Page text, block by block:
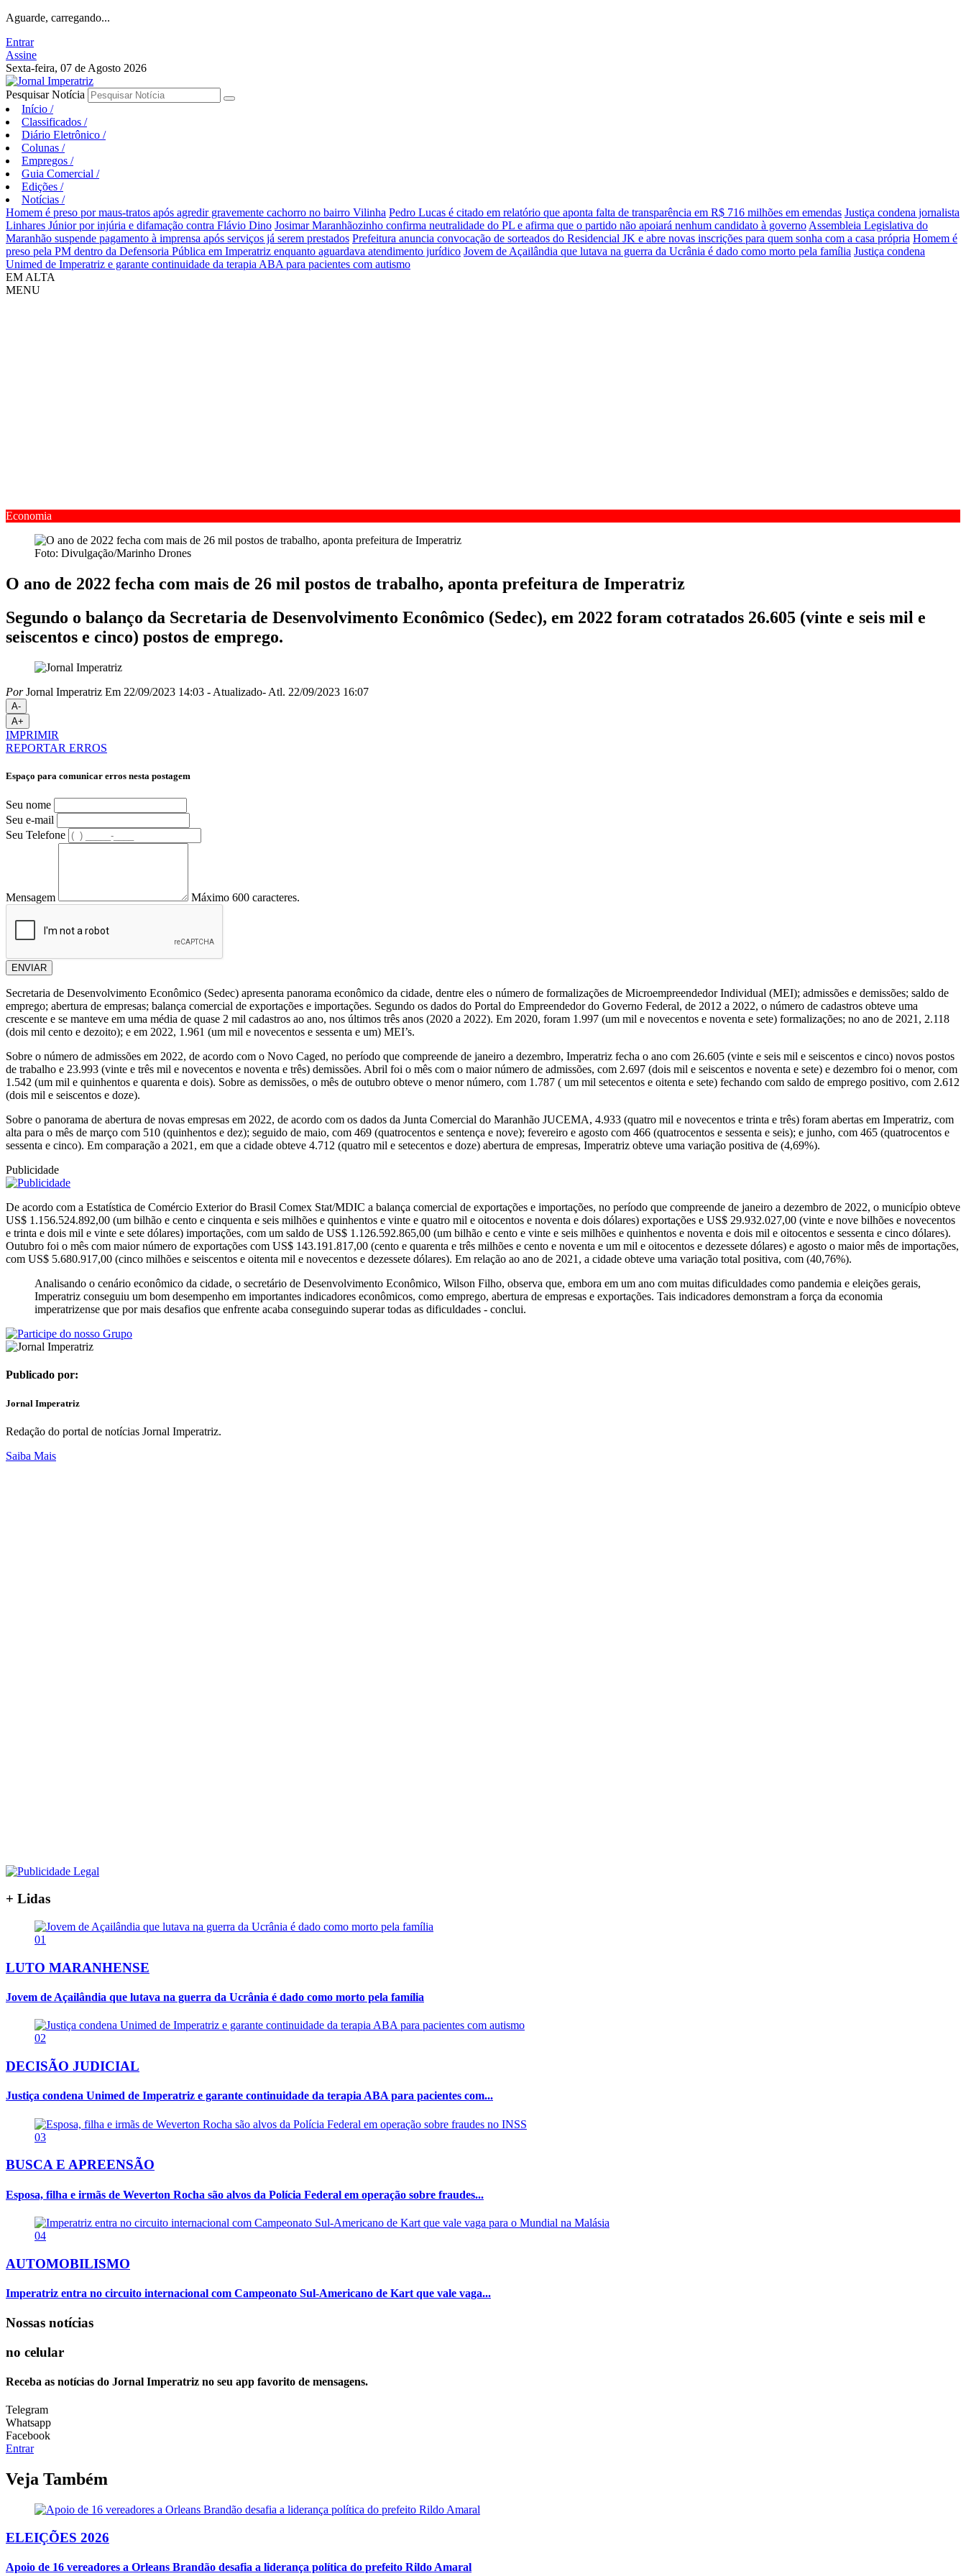
Aguarde, carregando...
Entrar
Assine
Sexta-feira, 07 de Agosto 2026
Pesquisar Notícia
Início /
Classificados /
Diário Eletrônico /
Colunas /
Empregos /
Guia Comercial /
Edições /
Notícias /
Homem é preso por maus-tratos após agredir gravemente cachorro no bairro Vilinha Pedro Lucas é citado em relatório que aponta falta de transparência em R$ 716 milhões em emendas Justiça condena jornalista
Linhares Júnior por injúria e difamação contra Flávio Dino Josimar Maranhãozinho confirma neutralidade do PL e afirma que o partido não apoiará nenhum candidato à governo Assembleia Legislativa do
Maranhão suspende pagamento à imprensa após serviços já serem prestados Prefeitura anuncia convocação de sorteados do Residencial JK e abre novas inscrições para quem sonha com a casa própria Homem é
preso pela PM dentro da Defensoria Pública em Imperatriz enquanto aguardava atendimento jurídico Jovem de Açailândia que lutava na guerra da Ucrânia é dado como morto pela família Justiça condena
Unimed de Imperatriz e garante continuidade da terapia ABA para pacientes com autismo
EM ALTA
MENU
Economia
Foto: Divulgação/Marinho Drones
O ano de 2022 fecha com mais de 26 mil postos de trabalho, aponta prefeitura de Imperatriz
Segundo o balanço da Secretaria de Desenvolvimento Econômico (Sedec), em 2022 foram cotratados 26.605 (vinte e seis mil e
seiscentos e cinco) postos de emprego.
PorJornal Imperatriz Em 22/09/2023 14:03 - Atualizado- Atl. 22/09/2023 16:07
A-
A+
IMPRIMIR
REPORTAR ERROS
Espaço para comunicar erros nesta postagem
Seu nome
Seu e-mail
Seu Telefone
Mensagem Máximo 600 caracteres.
ENVIAR
Secretaria de Desenvolvimento Econômico (Sedec) apresenta panorama econômico da cidade, dentre eles o número de formalizações de Microempreendedor Individual (MEI); admissões e demissões; saldo de
emprego; abertura de empresas; balança comercial de exportações e importações. Segundo os dados do Portal do Empreendedor do Governo Federal, de 2012 a 2022, o número de cadastros obteve uma
crescente e se manteve em uma média de quase 2 mil cadastros ao ano, nos últimos três anos (2020 a 2022). Em 2020, foram 1.997 (um mil e novecentos e noventa e sete) formalizações; no ano de 2021, 2.118
(dois mil cento e dezoito); e em 2022, 1.961 (um mil e novecentos e sessenta e um) MEI’s.
Sobre o número de admissões em 2022, de acordo com o Novo Caged, no período que compreende de janeiro a dezembro, Imperatriz fecha o ano com 26.605 (vinte e seis mil e seiscentos e cinco) novos postos
de trabalho e 23.993 (vinte e três mil e novecentos e noventa e três) demissões. Abril foi o mês com o maior número de admissões, com 2.697 (dois mil e seiscentos e noventa e sete) e dezembro foi o menor, com
1.542 (um mil e quinhentos e quarenta e dois). Sobre as demissões, o mês de outubro obteve o menor número, com 1.787 ( um mil setecentos e oitenta e sete) fechando com saldo de emprego positivo, com 2.612
(dois mil e seiscentos e doze).
Sobre o panorama de abertura de novas empresas em 2022, de acordo com os dados da Junta Comercial do Maranhão JUCEMA, 4.933 (quatro mil e novecentos e trinta e três) foram abertas em Imperatriz, com
alta para o mês de março com 510 (quinhentos e dez); seguido de maio, com 469 (quatrocentos e sentença e nove); fevereiro e agosto com 466 (quatrocentos e sessenta e seis); e junho, com 465 (quatrocentos e
sessenta e cinco). Em comparação a 2021, em que a cidade obteve 4.712 (quatro mil e setecentos e doze) abertura de empresas, Imperatriz obteve uma variação positiva de (4,69%).
Publicidade
De acordo com a Estatística de Comércio Exterior do Brasil Comex Stat/MDIC a balança comercial de exportações e importações, no período que compreende de janeiro a dezembro de 2022, o município obteve
US$ 1.156.524.892,00 (um bilhão e cento e cinquenta e seis milhões e quinhentos e vinte e quatro mil e oitocentos e noventa e dois dólares) exportações e US$ 29.932.027,00 (vinte e nove bilhões e novecentos
e trinta e dois mil e vinte e sete dólares) importações, com um saldo de US$ 1.126.592.865,00 (um bilhão e cento e vinte e seis milhões e quinhentos e noventa e dois mil e oitocentos e sessenta e cinco dólares).
Outubro foi o mês com maior número de exportações com US$ 143.191.817,00 (cento e quarenta e três milhões e cento e noventa e um mil e oitocentos e dezessete dólares) e agosto o maior mês de importações,
com US$ 5.680.917,00 (cinco milhões e seiscentos e oitenta mil e novecentos e dezessete dólares). Em relação ao ano de 2021, a cidade obteve uma variação total positiva, com (40,76%).
Analisando o cenário econômico da cidade, o secretário de Desenvolvimento Econômico, Wilson Filho, observa que, embora em um ano com muitas dificuldades como pandemia e eleições gerais,
Imperatriz conseguiu um bom desempenho em importantes indicadores econômicos, como emprego, abertura de empresas e exportações. Tais indicadores demonstram a força da economia
imperatrizense que por mais desafios que enfrente acaba conseguindo superar todas as dificuldades - conclui.
Publicado por:
Jornal Imperatriz
Redação do portal de notícias Jornal Imperatriz.
Saiba Mais
+ Lidas
01
LUTO MARANHENSE
Jovem de Açailândia que lutava na guerra da Ucrânia é dado como morto pela família
02
DECISÃO JUDICIAL
Justiça condena Unimed de Imperatriz e garante continuidade da terapia ABA para pacientes com...
03
BUSCA E APREENSÃO
Esposa, filha e irmãs de Weverton Rocha são alvos da Polícia Federal em operação sobre fraudes...
04
AUTOMOBILISMO
Imperatriz entra no circuito internacional com Campeonato Sul-Americano de Kart que vale vaga...
Nossas notícias
no celular
Receba as notícias do Jornal Imperatriz no seu app favorito de mensagens.
Telegram
Whatsapp
Facebook
Entrar
Veja Também
ELEIÇÕES 2026
Apoio de 16 vereadores a Orleans Brandão desafia a liderança política do prefeito Rildo Amaral